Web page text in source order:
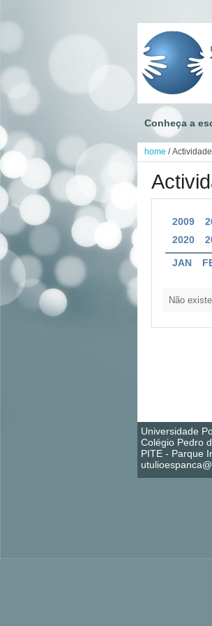
Conheça a
home /
2009
2020
JAN
Não
Universidade
Colégio Pedro
PITE - Parque